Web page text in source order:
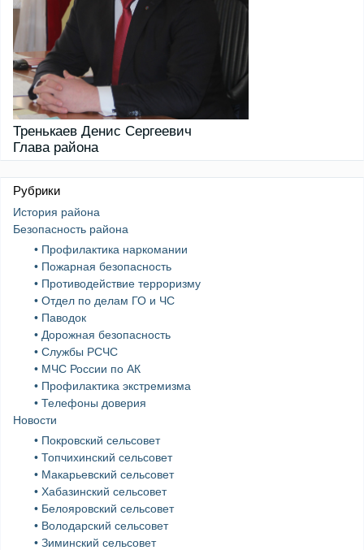
Тренькаев Денис Сергеевич
Глава района
Рубрики
История района
Безопасность района
• Профилактика наркомании
• Пожарная безопасность
• Противодействие терроризму
• Отдел по делам ГО и ЧС
• Паводок
• Дорожная безопасность
• Службы РСЧС
• МЧС России по АК
• Профилактика экстремизма
• Телефоны доверия
Новости
• Покровский сельсовет
• Топчихинский сельсовет
• Макарьевский сельсовет
• Хабазинский сельсовет
• Белояровский сельсовет
• Володарский сельсовет
• Зиминский сельсовет